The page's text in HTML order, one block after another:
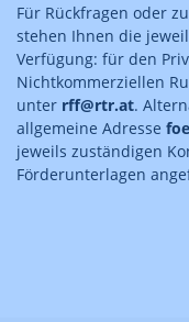
Für Rückfragen oder
stehen Ihnen die
Verfügung: für den
Nichtkommerziellen
unter rff@rtr.at.
allgemeine Adresse
jeweils zuständigen
Förderunterlagen